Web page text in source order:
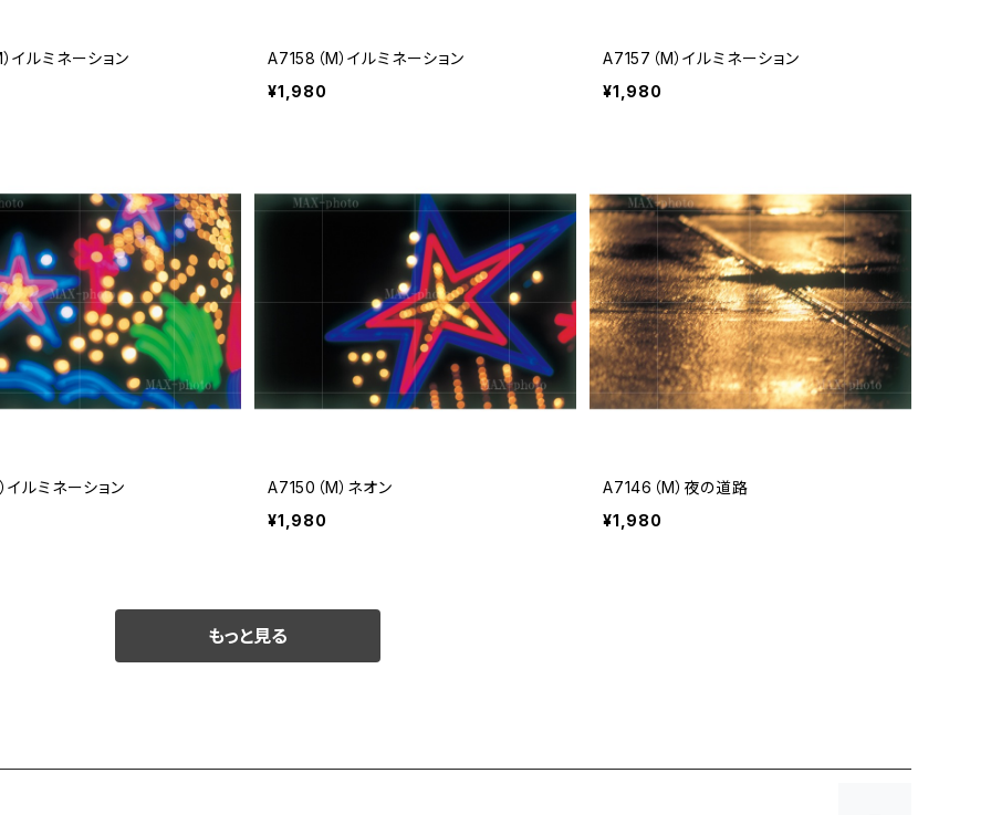
イルミネーション
A7158（M）イルミネーション
¥1,980
A7157（M）イルミネーション
¥1,980
イルミネーション
A7150（M）ネオン
¥1,980
A7146（M）夜の道路
¥1,980
もっと見る